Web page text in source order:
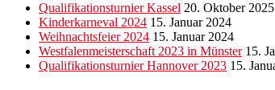
Qualifikationsturnier Kassel 20. Oktober 2025
Kinderkarneval 2024 15. Januar 2024
Weihnachtsfeier 2024 15. Januar 2024
Westfalenmeisterschaft 2023 in Münster 15.
Qualifikationsturnier Hannover 2023 15.